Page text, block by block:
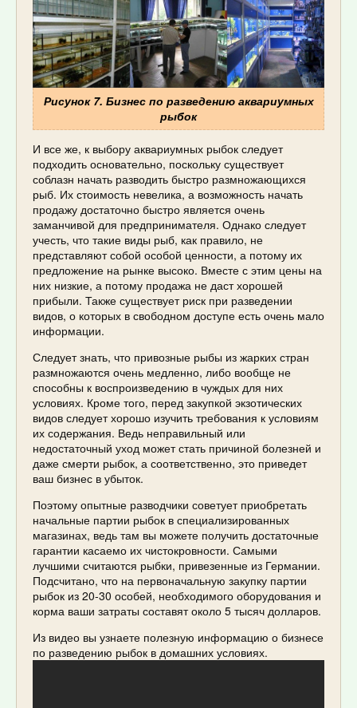
Рисунок 7. Бизнес по разведению аквариумных
рыбок
И все же, к выбору аквариумных рыбок следует
подходить основательно, поскольку существует
соблазн начать разводить быстро размножающихся
рыб. Их стоимость невелика, а возможность начать
продажу достаточно быстро является очень
заманчивой для предпринимателя. Однако следует
учесть, что такие виды рыб, как правило, не
представляют собой особой ценности, а потому их
предложение на рынке высоко. Вместе с этим цены на
них низкие, а потому продажа не даст хорошей
прибыли. Также существует риск при разведении
видов, о которых в свободном доступе есть очень мало
информации.
Следует знать, что привозные рыбы из жарких стран
размножаются очень медленно, либо вообще не
способны к воспроизведению в чуждых для них
условиях. Кроме того, перед закупкой экзотических
видов следует хорошо изучить требования к условиям
их содержания. Ведь неправильный или
недостаточный уход может стать причиной болезней и
даже смерти рыбок, а соответственно, это приведет
ваш бизнес в убыток.
Поэтому опытные разводчики советует приобретать
начальные партии рыбок в специализированных
магазинах, ведь там вы можете получить достаточные
гарантии касаемо их чистокровности. Самыми
лучшими считаются рыбки, привезенные из Германии.
Подсчитано, что на первоначальную закупку партии
рыбок из 20-30 особей, необходимого оборудования и
корма ваши затраты составят около 5 тысяч долларов.
Из видео вы узнаете полезную информацию о бизнесе
по разведению рыбок в домашних условиях.